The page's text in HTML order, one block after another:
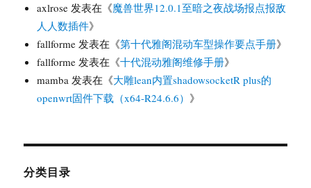
axlrose 发表在《魔兽世界12.0.1至暗之夜战场报点报敌
人人数插件》
fallforme 发表在《第十代雅阁混动车型操作要点手册》
fallforme 发表在《十代混动雅阁维修手册》
mamba 发表在《大雕lean内置shadowsocketR plus的
openwrt固件下载（x64-R24.6.6） 》
分类目录